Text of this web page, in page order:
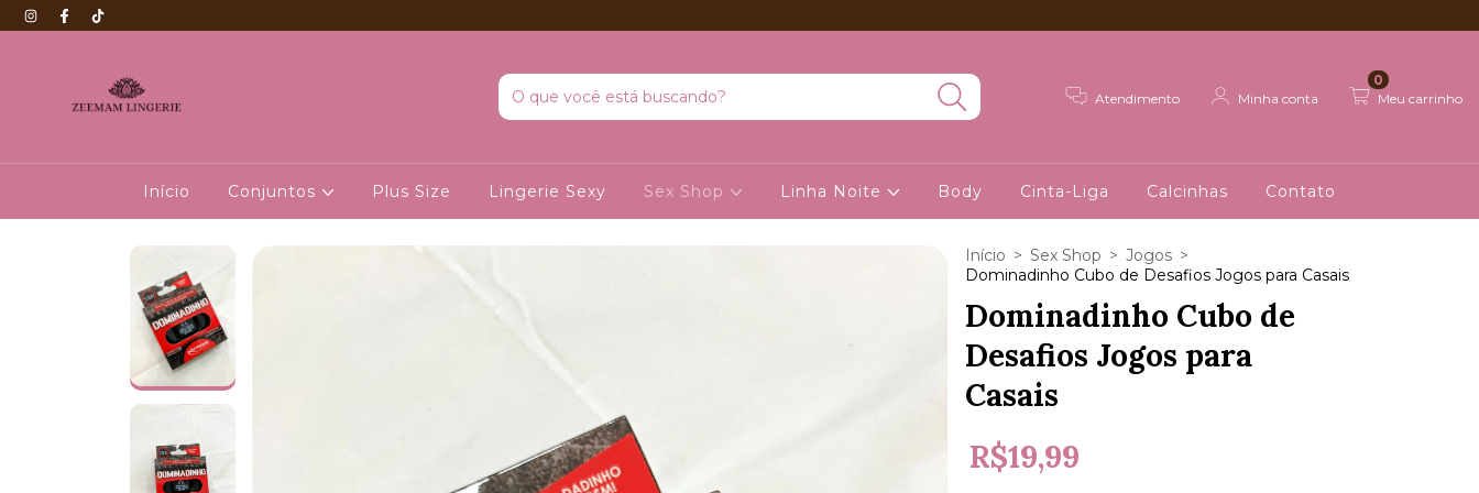
Atendimento Minha conta Meu carrinho
0
Início Conjuntos Plus Size Lingerie Sexy Sex Shop Linha Noite Body Cinta-Liga Calcinhas Contato
Início > Sex Shop > Jogos >
Dominadinho Cubo de Desafios Jogos para Casais
Dominadinho Cubo de
Desafios Jogos para
Casais
R$19,99